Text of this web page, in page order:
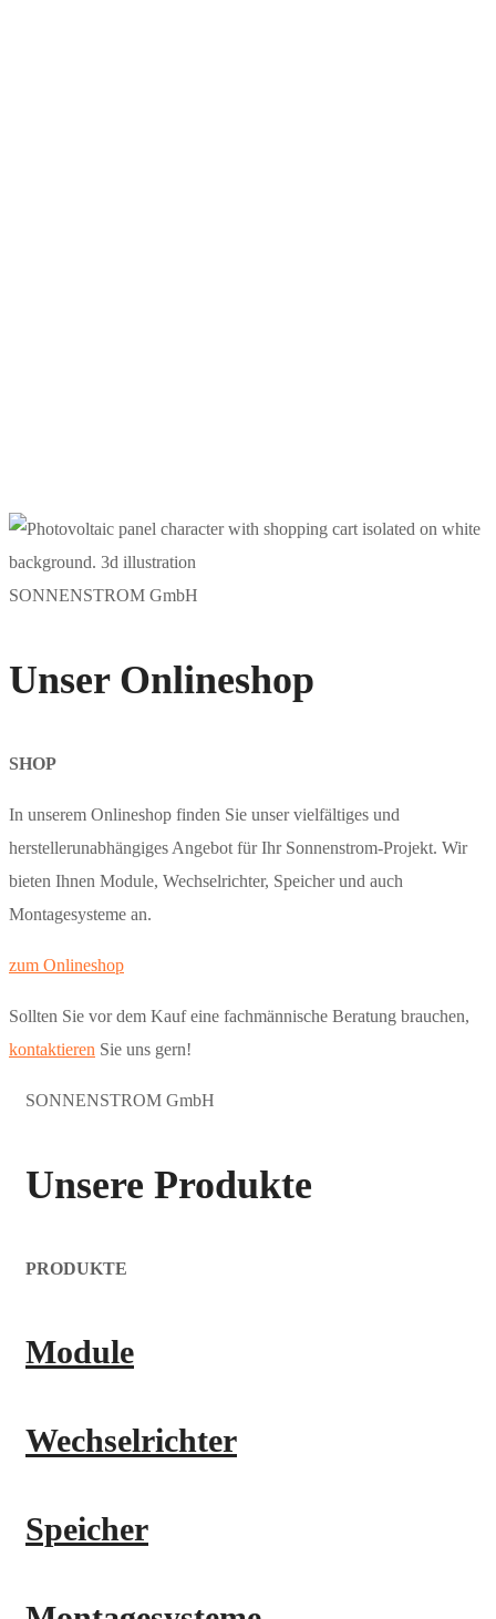
SONNENSTROM GmbH
Unser Onlineshop
SHOP
In unserem Onlineshop finden Sie unser vielfältiges und
herstellerunabhängiges Angebot für Ihr Sonnenstrom-Projekt. Wir
bieten Ihnen Module, Wechselrichter, Speicher und auch
Montagesysteme an.
zum Onlineshop
Sollten Sie vor dem Kauf eine fachmännische Beratung brauchen,
kontaktieren Sie uns gern!
SONNENSTROM GmbH
Unsere Produkte
PRODUKTE
Module
Wechselrichter
Speicher